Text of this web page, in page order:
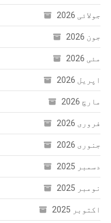
جولائی 2026
جون 2026
مئی 2026
اپریل 2026
مارچ 2026
فروری 2026
جنوری 2026
دسمبر 2025
نومبر 2025
اکتوبر 2025